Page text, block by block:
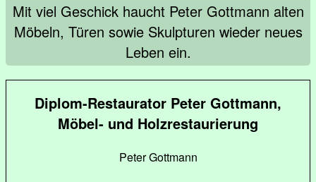
Mit viel Geschick haucht Peter Gottmann alten
Möbeln, Türen sowie Skulpturen wieder neues
Leben ein.
Diplom-Restaurator Peter Gottmann,
Möbel- und Holzrestaurierung
Peter Gottmann